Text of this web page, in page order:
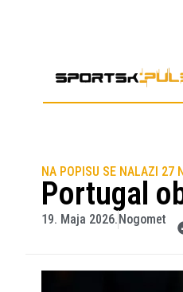
NA POPISU SE NALAZI 27
Portugal
19. Maja 2026.Nogomet